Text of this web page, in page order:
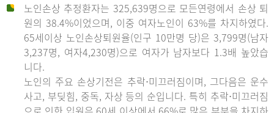
노인손상 추정환자는 325,639명으로 모든연령에서 손상 퇴
원의 38.4%이었으며, 이중 여자노인이 63%를 차지하였다.
65세이상 노인손상퇴원율(인구 10만명 당)은 3,799명(남자
3,237명, 여자4,230명)으로 여자가 남자보다 1.3배 높았습
니다.
노인의 주요 손상기전은 추락⋅미끄러짐이며, 그다음은 운수
사고, 부딪힘, 중독, 자상 등의 순입니다. 특히 추락⋅미끄러짐